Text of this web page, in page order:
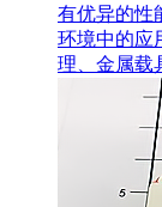
有优异的性
环境中的应
理、金属载